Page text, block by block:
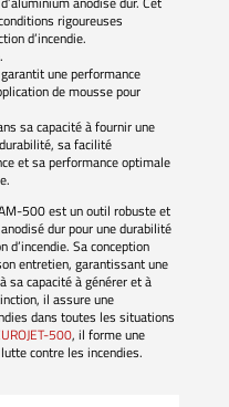
rigoureuses
d’incendie.
une performance
de mousse pour
sa capacité à fournir une
sa facilité
et sa performance optimale
500 est un outil robuste et
dur pour une durabilité
Sa conception
entretien, garantissant une
sa capacité à générer et à
il assure une
dans toutes les situations
500, il forme une
contre les incendies.